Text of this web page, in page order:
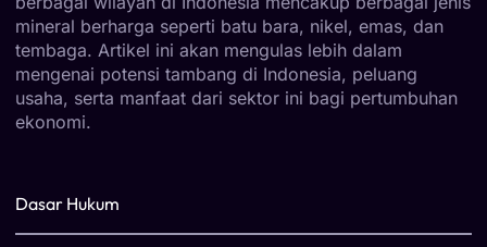
mineral berharga seperti batu bara, nikel, emas, dan
tembaga. Artikel ini akan mengulas lebih dalam
mengenai potensi tambang di Indonesia, peluang
usaha, serta manfaat dari sektor ini bagi pertumbuhan
ekonomi.
Dasar Hukum